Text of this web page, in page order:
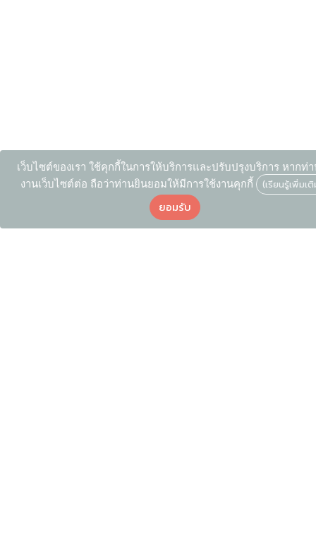
เว็บไซต์ของเรา ใช้คุกกี้ในการให้บริการและปรับปรุงบริการ หากท่
งานเว็บไซต์ต่อ ถือว่าท่านยินยอมให้มีการใช้งานคุกกี้
(เรียนรู้เพิ่มเ
ยอมรับ